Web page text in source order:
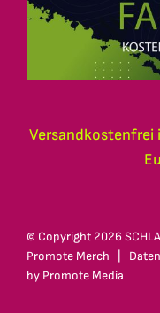
Versandkostenfrei
© Copyright 2026
Promote Merch
by Promote Media